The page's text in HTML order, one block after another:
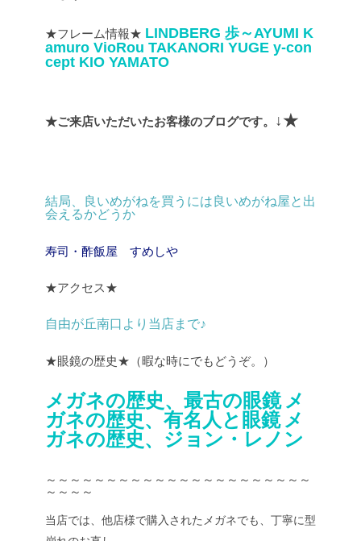
★フレーム情報★ LINDBERG 歩～AYUMI K
amuro VioRou TAKANORI YUGE y-con
cept KIO YAMATO
★ご来店いただいたお客様のブログです。 ↓★
結局、良いめがねを買うには良いめがね屋と出
会えるかどうか
寿司・酢飯屋 すめしや
★アクセス★
自由が丘南口より当店まで♪
★眼鏡の歴史★（暇な時にでもどうぞ。）
メガネの歴史、最古の眼鏡 メ
ガネの歴史、有名人と眼鏡 メ
ガネの歴史、ジョン・レノン
～～～～～～～～～～～～～～～～～～～～～～
～～～～
当店では、他店様で購入されたメガネでも、丁寧に型